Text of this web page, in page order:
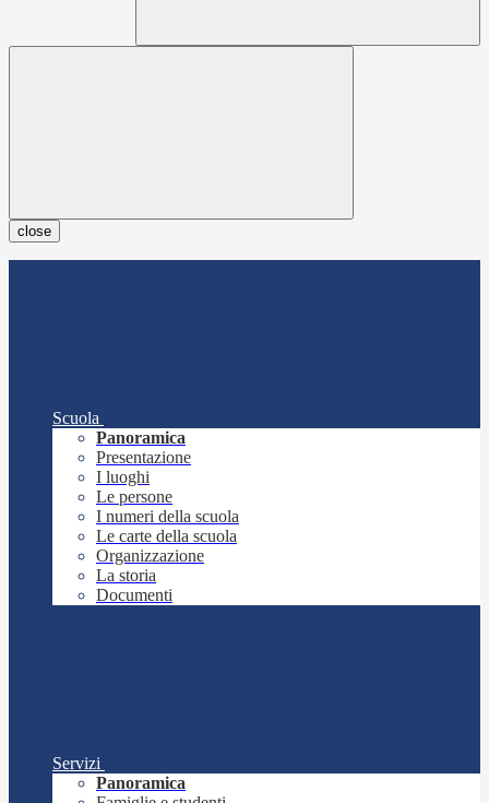
close
Scuola
Panoramica
Presentazione
I luoghi
Le persone
I numeri della scuola
Le carte della scuola
Organizzazione
La storia
Documenti
Servizi
Panoramica